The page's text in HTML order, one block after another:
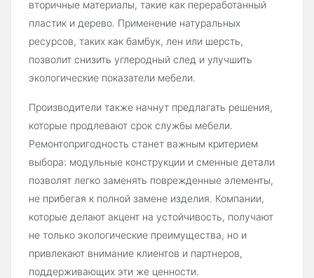
вторичные материалы, такие как переработанный
пластик и дерево. Применение натуральных
ресурсов, таких как бамбук, лен или шерсть,
позволит снизить углеродный след и улучшить
экологические показатели мебели.
Производители также начнут предлагать решения,
которые продлевают срок службы мебели.
Ремонтопригодность станет важным критерием
выбора: модульные конструкции и сменные детали
позволят легко заменять поврежденные элементы,
не прибегая к полной замене изделия. Компании,
которые делают акцент на устойчивость, получают
не только экологические преимущества, но и
привлекают внимание клиентов и партнеров,
поддерживающих эти же ценности.